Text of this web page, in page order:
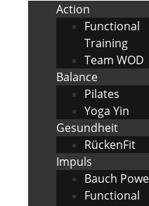
Action
Functional
Training
Team WOD
Balance
Pilates
Yoga Yin
Gesundheit
RückenFit
Impuls
Bauch
Functional